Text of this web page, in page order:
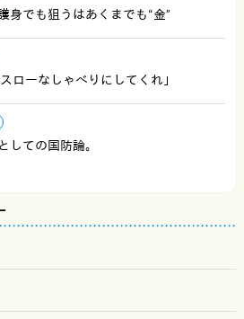
身でも狙うはあくまでも“金”
ローなしゃべりにしてくれ」
しての国防論。